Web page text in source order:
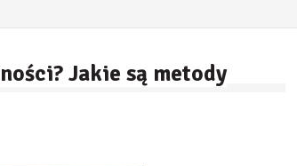
Jakie są metody